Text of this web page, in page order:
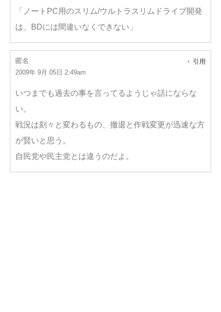
「ノートPC用のスリム/ウルトラスリムドライブ開発
は、BDには間違いなくできない」
匿名
2009年 9月 05日 2:49am
引用
いつまでも過去の事を言ってるようじゃ話にならな
い。
戦況は刻々と変わるもの、撤退と作戦変更が迅速な方
が賢いと思う。
自民党や民主党とは違うのだよ。